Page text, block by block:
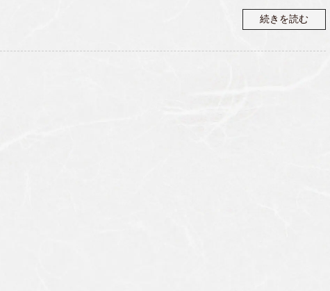
続きを読む